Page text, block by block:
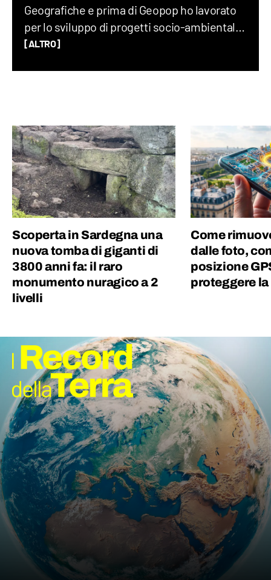
Geografiche e prima di Geopop ho lavorato
per lo sviluppo di progetti socio-ambientali,
scritto un romanzo di viaggio, insegnato
storie… Da bambino adoravo Piero Angela e
Indiana Jones.
[ALTRO]
Scoperta in Sardegna una
nuova tomba di giganti di
3800 anni fa: il raro
monumento nuragico a 2
livelli
Come
dalle foto,
posizione
proteggere